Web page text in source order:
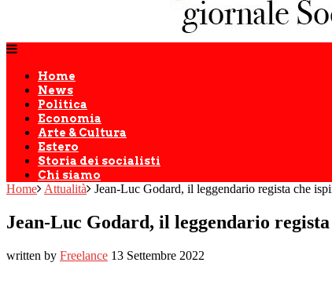
Home
News
Politica
Economia
Arte & Cultura
Estero
Storia dei socialisti
Chi siamo
Home Attualità Jean-Luc Godard, il leggendario regista che
Jean-Luc Godard, il leggendario
written by Freelance 13 Settembre 2022